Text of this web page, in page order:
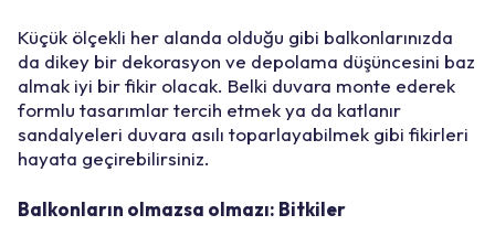
Küçük ölçekli her alanda olduğu gibi balkonlarınızda
da dikey bir dekorasyon ve depolama düşüncesini baz
almak iyi bir fikir olacak. Belki duvara monte ederek
formlu tasarımlar tercih etmek ya da katlanır
sandalyeleri duvara asılı toparlayabilmek gibi fikirleri
hayata geçirebilirsiniz.
Balkonların olmazsa olmazı: Bitkiler